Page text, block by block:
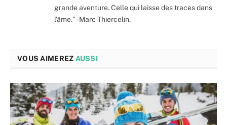
grande aventure. Celle qui laisse des traces dans
l'âme." - Marc Thiercelin.
VOUS AIMEREZ AUSSI